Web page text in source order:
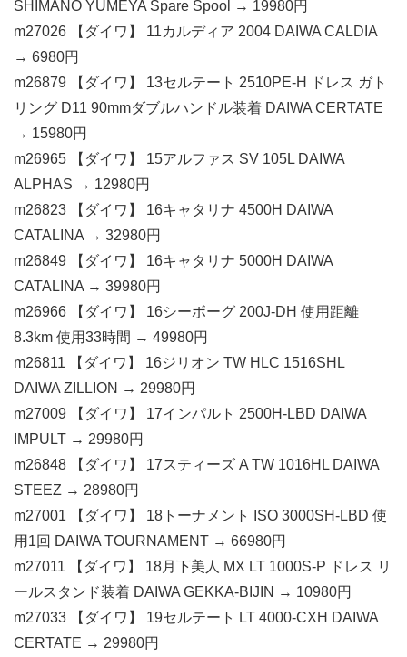
SHIMANO YUMEYA Spare Spool → 19980円
m27026 【ダイワ】 11カルディア 2004 DAIWA CALDIA
→ 6980円
m26879 【ダイワ】 13セルテート 2510PE-H ドレス ガト
リング D11 90mmダブルハンドル装着 DAIWA CERTATE
→ 15980円
m26965 【ダイワ】 15アルファス SV 105L DAIWA
ALPHAS → 12980円
m26823 【ダイワ】 16キャタリナ 4500H DAIWA
CATALINA → 32980円
m26849 【ダイワ】 16キャタリナ 5000H DAIWA
CATALINA → 39980円
m26966 【ダイワ】 16シーボーグ 200J-DH 使用距離
8.3km 使用33時間 → 49980円
m26811 【ダイワ】 16ジリオン TW HLC 1516SHL
DAIWA ZILLION → 29980円
m27009 【ダイワ】 17インパルト 2500H-LBD DAIWA
IMPULT → 29980円
m26848 【ダイワ】 17スティーズ A TW 1016HL DAIWA
STEEZ → 28980円
m27001 【ダイワ】 18トーナメント ISO 3000SH-LBD 使
用1回 DAIWA TOURNAMENT → 66980円
m27011 【ダイワ】 18月下美人 MX LT 1000S-P ドレス リ
ールスタンド装着 DAIWA GEKKA-BIJIN → 10980円
m27033 【ダイワ】 19セルテート LT 4000-CXH DAIWA
CERTATE → 29980円